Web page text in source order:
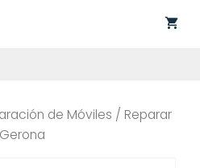
de Móviles / Reparar